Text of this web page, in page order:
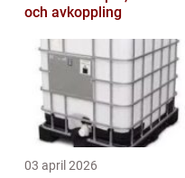
och avkoppling
03 april 2026